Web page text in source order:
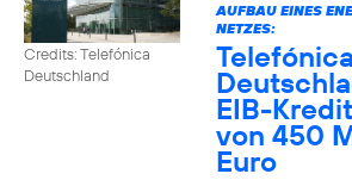
Credits: Telefónica
Deutschland
AUFBAU EINES
NETZES:
Telefónica
EIB-
von 450
Euro